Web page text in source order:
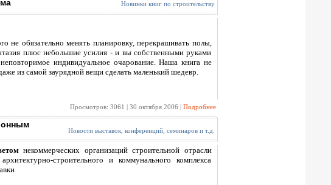
Новинки книг по строительству
обязательно менять планировку, перекрашивать полы,
плюс небольшие усилия - и вы собственными руками
индивидуальное очарование. Наша книга не
из самой заурядной вещи сделать маленький шедевр.
Просмотров: 3061 | 30 октября 2006 | Подробнее
Новости выставок, конференций, семинаров и т.д.
некоммерческих организаций строительной отрасли
строительного и коммунального комплекса